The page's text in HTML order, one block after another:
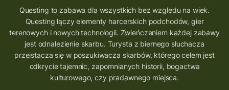
co zobaczyć na Śląsku
aplikacja questy
aplikacja gry terenowe
wielkopolskie questy
wakacje z questami
trenerzy questingu
szkolenie tworzenie questów
Questing to zabawa dla wszystkich bez względu na wiek.
Questing łączy elementy harcerskich podchodów, gier
terenowych i nowych technologii. Zwieńczeniem każdej zabawy
jest odnalezienie skarbu. Turysta z biernego słuchacza
przeistacza się w poszukiwacza skarbów, którego celem jest
odkrycie tajemnic, zapomnianych historii, bogactwa
kulturowego, czy pradawnego miejsca.